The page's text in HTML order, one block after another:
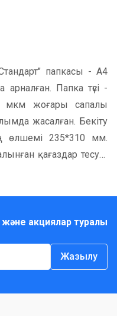
папкасы - А4
арналған. Папка түсі -
мкм жоғары сапалы
жасалған. Бекіту
өлшемі 235*310 мм.
қағаздар тесуді
қарастырылған.
акциялар туралы
Жазылу